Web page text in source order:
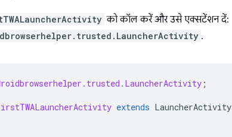
को कॉल करें और उसे एक्सटेंशन दें:
.
;
extends LauncherActivity